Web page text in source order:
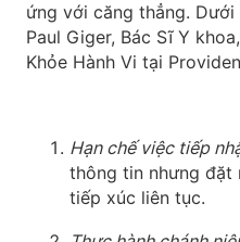
ứng với căng thẳng.
Paul Giger, Bác Sĩ Y
Khỏe Hành Vi tại
Hạn chế việc tiếp
thông tin nhưng đặt
tiếp xúc liên tục.